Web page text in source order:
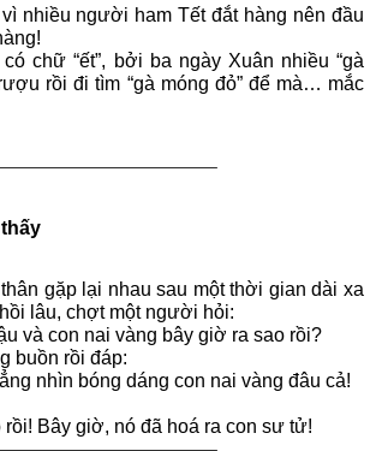
vì nhiều người ham Tết đắt hàng nên đầu
có chữ “ết”, bởi ba ngày Xuân nhiều “gà
rồi đi tìm “gà móng đỏ” để mà… mắc
gặp lại nhau sau một thời gian dài xa
lâu, chợt một người hỏi:
và con nai vàng bây giờ ra sao rồi?
buồn rồi đáp:
nhìn bóng dáng con nai vàng đâu cả!
Bây giờ, nó đã hoá ra con sư tử!